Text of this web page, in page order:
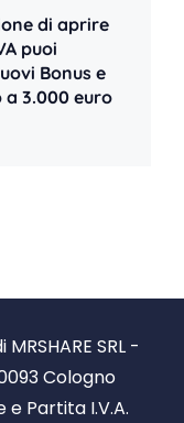
di aprire
puoi
Bonus e
3.000 euro
SRL -
Cologno
Partita I.V.A.